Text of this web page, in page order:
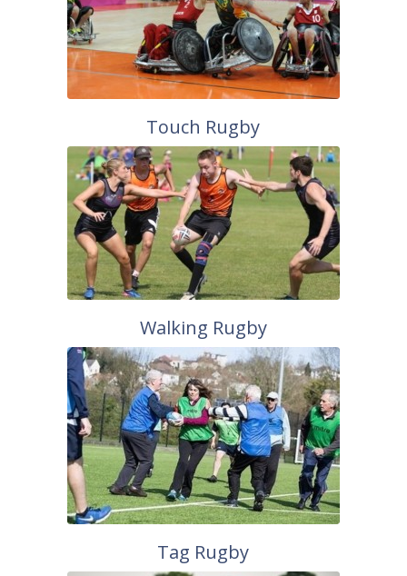
Touch Rugby
Walking Rugby
Tag Rugby